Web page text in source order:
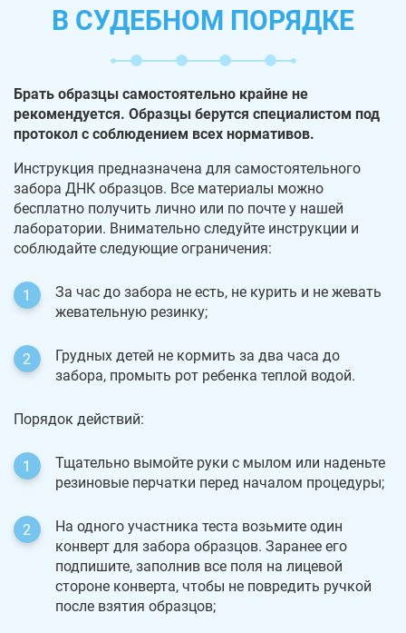
В СУДЕБНОМ ПОРЯДКЕ
Брать образцы самостоятельно крайне не
рекомендуется. Образцы берутся специалистом под
протокол с соблюдением всех нормативов.
Инструкция предназначена для самостоятельного
забора ДНК образцов. Все материалы можно
бесплатно получить лично или по почте у нашей
лаборатории. Внимательно следуйте инструкции и
соблюдайте следующие ограничения:
За час до забора не есть, не курить и не жевать
жевательную резинку;
Грудных детей не кормить за два часа до
забора, промыть рот ребенка теплой водой.
Порядок действий:
Тщательно вымойте руки с мылом или наденьте
резиновые перчатки перед началом процедуры;
На одного участника теста возьмите один
конверт для забора образцов. Заранее его
подпишите, заполнив все поля на лицевой
стороне конверта, чтобы не повредить ручкой
после взятия образцов;